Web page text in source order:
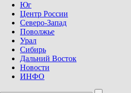
Юг
Центр России
Северо-Запад
Поволжье
Урал
Сибирь
Дальний Восток
Новости
ИНФО